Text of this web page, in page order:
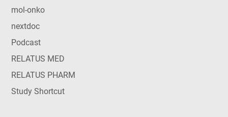
mol-onko
nextdoc
Podcast
RELATUS MED
RELATUS PHARM
Study Shortcut